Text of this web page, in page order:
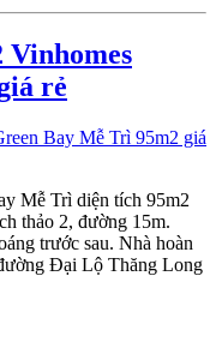
Vinhomes
rẻ
Mễ Trì diện tích 95m2
thảo 2, đường 15m.
trước sau. Nhà hoàn
Đại Lộ Thăng Long